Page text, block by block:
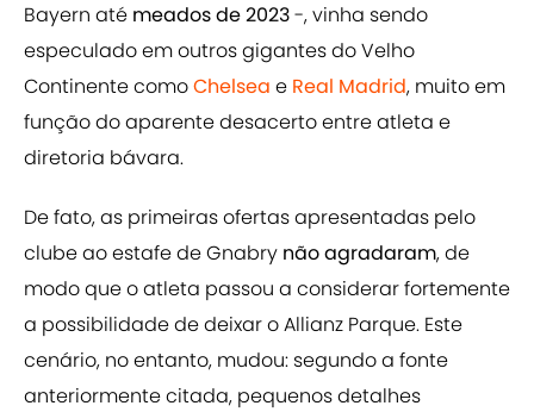
Bayern até meados de 2023-, vinha sendo
especulado em outros gigantes do Velho
Continente comoChelsea e Real Madrid, muito em
função do aparente desacerto entre atleta e
diretoria bávara.
De fato, as primeiras ofertas apresentadas pelo
clube ao estafe de Gnabry não agradaram, de
modo que o atleta passou a considerar fortemente
a possibilidade de deixar o Allianz Parque. Este
cenário, no entanto, mudou: segundo a fonte
anteriormente citada, pequenos detalhes